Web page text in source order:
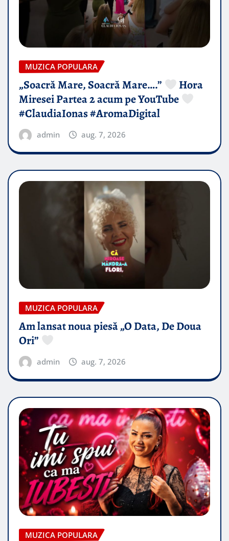
MUZICA POPULARA
„Soacră Mare, Soacră Mare….”
Hora
Miresei Partea 2 acum pe YouTube
#ClaudiaIonas #AromaDigital
admin aug. 7, 2026
MUZICA POPULARA
Am lansat noua piesă „O Data, De Doua
Ori”
admin aug. 7, 2026
MUZICA POPULARA